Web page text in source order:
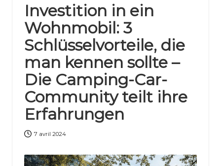
v
e
l
e
r
s
e
i
t
Investition in ein
Wohnmobil: 3
Schlüsselvorteile, die
man kennen sollte –
Die Camping-Car-
Community teilt ihre
Erfahrungen
7 avril 2024